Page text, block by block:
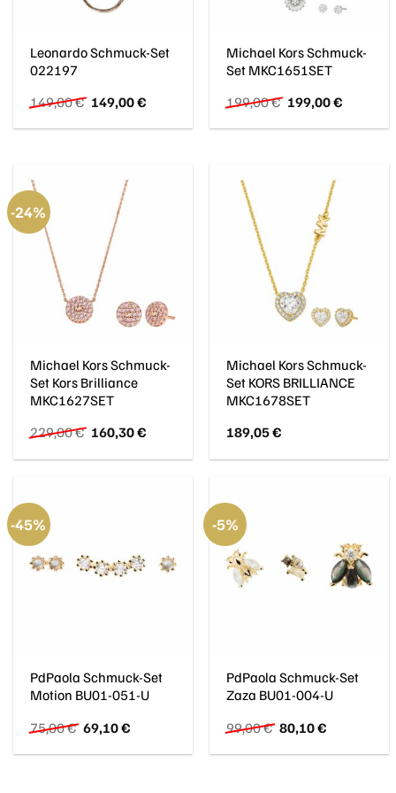
Leonardo Schmuck-Set
022197
149,00€ Ursprünglicher
Preis
war:
149,00€Aktueller
ist:
Michael Kors Schmuck-
Set MKC1651SET
199,00€ Ursprünglicher
Preis
war:
199,00€Aktueller
ist:
-24%
Michael Kors Schmuck-
Set Kors Brilliance
MKC1627SET
229,00€ Ursprünglicher
Preis
war:
160,30€Aktueller
ist:
Michael Kors Schmuck-
Set KORS BRILLIANCE
MKC1678SET
189,05€
-45%
PdPaola Schmuck-Set
Motion BU01-051-U
75,00€ Ursprünglicher
Preis
war:
69,10€Aktueller
ist:
-5%
PdPaola Schmuck-Set
Zaza BU01-004-U
99,00€ Ursprünglicher
Preis
war:
80,10€Aktueller
ist: